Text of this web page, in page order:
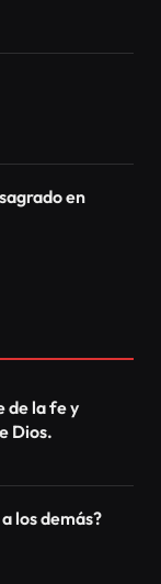
en
de la fe y
Dios.
los demás?